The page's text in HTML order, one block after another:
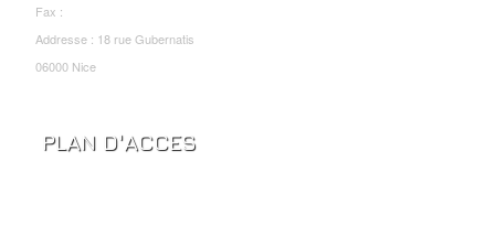
Fax :
Addresse : 18 rue Gubernatis
06000 Nice
PLAN D'ACCES